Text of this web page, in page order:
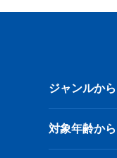
ジャンルか
対象年齢か